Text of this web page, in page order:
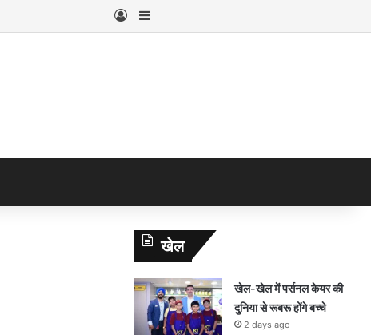
Log InSidebar
खेल
खेल-खेल में पर्सनल केयर की
दुनिया से रूबरू होंगे बच्चे
2 days ago